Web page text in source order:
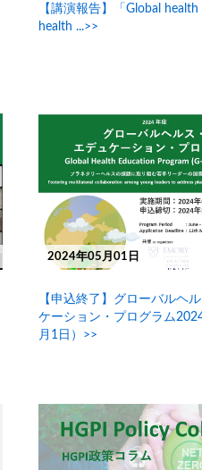
【講演報告】「Global
health ...>>
2024年05月01日
【申込終了】グローバルヘ
ケーション・プログラム
月1日）>>